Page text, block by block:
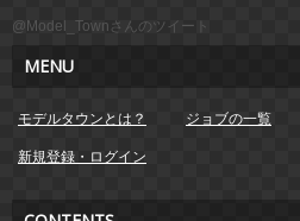
@Model_Townさんのツイート
MENU
モデルタウンとは？ ジョブの一覧
新規登録・ログイン